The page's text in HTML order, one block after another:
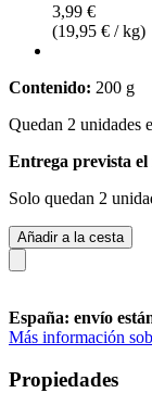
3,99 €
(19,95 € / kg)
Contenido: 200 g
Quedan 2 unidades
Entrega prevista el
Solo quedan 2
Añadir a la cesta
España: envío
Más información
Propiedades